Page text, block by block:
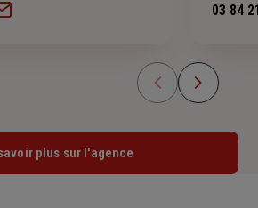
03 84
plus sur l'agence